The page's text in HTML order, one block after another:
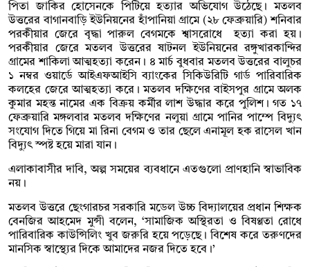
পিতা জাকির হোসেনকে পিটিয়ে হত্যার অভিযোগ উঠেছে। মতলব
উত্তরের বাগানবাড়ি ইউনিয়নের হাঁপানিয়া গ্রামে (২৮ ফেব্রুয়ারি) শনিবার
পরকীয়ার জেরে বৃদ্ধা পারুল বেগমকে শ্বাসরোধে হত্যা করা হয়।
পরকীয়ার জেরে মতলব উত্তরের ষাটনল ইউনিয়নের রঙ্গুখারকান্দির
গ্রামের শাকিলা আত্মহত্যা করেন। ৪ মার্চ বুধবার মতলব উত্তরের বালুচর
১ নম্বর ওয়ার্ডে আইএফআইসি ব্যাংকের সিকিউরিটি গার্ড পারিবারিক
কলহের জেরে আত্মহত্যা করে। মতলব দক্ষিণের বাইসপুর গ্রামে অলক
কুমার মহন্ত নামের এক বিক্রয় কর্মীর লাশ উদ্ধার করে পুলিশ। গত ১৭
ফেব্রুয়ারি মঙ্গলবার মতলব দক্ষিণের নলুয়া গ্রামে পানির পাম্পে বিদ্যুৎ
সংযোগ দিতে গিয়ে মা রিনা বেগম ও তার ছেলে এনামূল হক রাসেল খান
বিদ্যুৎ স্পষ্ট হয়ে মারা যান।
​এলাকাবাসীর দাবি, অল্প সময়ের ব্যবধানে এতগুলো প্রাণহানি স্বাভাবিক
নয়।
মতলব উত্তরে ছেংগারচর সরকারি মডেল উচ্চ বিদ্যালয়ের প্রধান শিক্ষক
বেনজির আহমেদ মুন্সী বলেন, ‘সামাজিক অস্থিরতা ও বিষণ্ণতা রোধে
পারিবারিক কাউন্সিলিং খুব জরুরি হয়ে পড়েছে। বিশেষ করে তরুণদের
মানসিক স্বাস্থ্যের দিকে আমাদের নজর দিতে হবে।’